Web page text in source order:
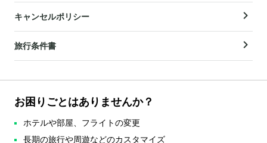
キャンセルポリシー
旅行条件書
お困りごとはありませんか？
ホテルや部屋、フライトの変更
長期の旅行や周遊などのカスタマイズ